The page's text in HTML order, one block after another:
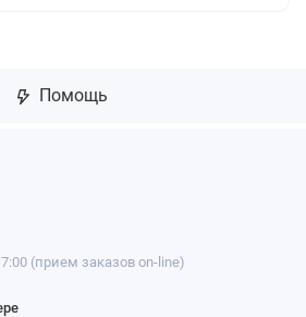
Помощь
(прием заказов on-line)